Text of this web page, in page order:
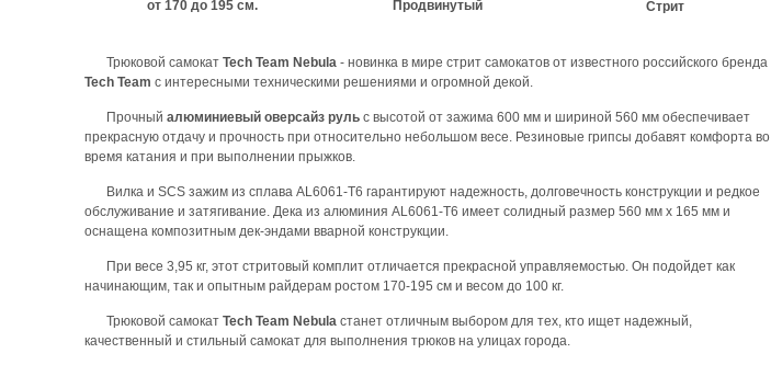
от 170 до 195 см.
Продвинутый
Стрит
Трюковой самокат Tech Team Nebula - новинка в мире стрит самокатов от известного российского бренда
Tech Team с интересными техническими решениями и огромной декой.
Прочный алюминиевый оверсайз руль с высотой от зажима 600 мм и шириной 560 мм обеспечивает
прекрасную отдачу и прочность при относительно небольшом весе. Резиновые грипсы добавят комфорта во
время катания и при выполнении прыжков.
Вилка и SCS зажим из сплава AL6061-T6 гарантируют надежность, долговечность конструкции и редкое
обслуживание и затягивание. Дека из алюминия AL6061-T6 имеет солидный размер 560 мм х 165 мм и
оснащена композитным дек-эндами вварной конструкции.
При весе 3,95 кг, этот стритовый комплит отличается прекрасной управляемостью. Он подойдет как
начинающим, так и опытным райдерам ростом 170-195 см и весом до 100 кг.
Трюковой самокат Tech Team Nebula станет отличным выбором для тех, кто ищет надежный,
качественный и стильный самокат для выполнения трюков на улицах города.